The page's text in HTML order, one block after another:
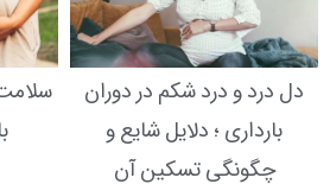
دل درد و درد شکم در دوران
بارداری ؛ دلایل شایع و
چگونگی تسکین آن